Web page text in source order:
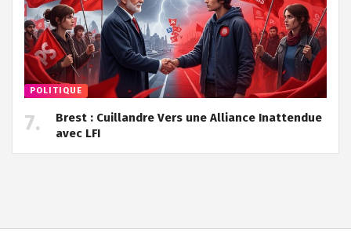
POLITIQUE
Brest : Cuillandre Vers une Alliance Inattendue
avec LFI